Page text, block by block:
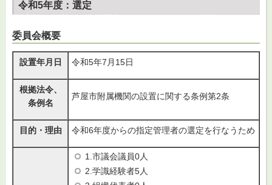
令和5年度：選定
委員会概要
設置年月日 令和5年7月15日
根拠法令、
条例名
芦屋市附属機関の設置に関する条例第2条
目的・理由 令和6年度からの指定管理者の選定を行なうため
1.市議会議員0人
2.学識経験者5人